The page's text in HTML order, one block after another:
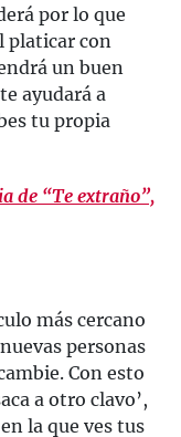
por lo que
platicar con
un buen
ayudará a
tu propia
de “Te extraño”,
más cercano
personas
Con esto
a otro clavo’,
la que ves tus